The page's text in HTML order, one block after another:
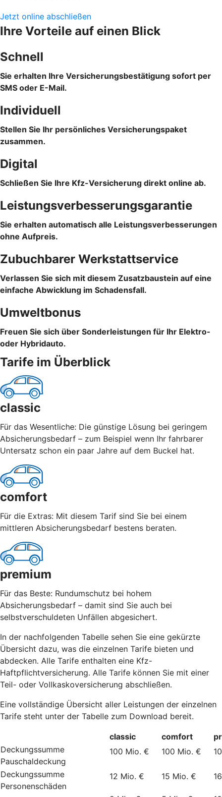
Jetzt online abschließen
Ihre Vorteile auf einen Blick
Schnell
Sie erhalten Ihre Versicherungsbestätigung sofort per
SMS oder E-Mail.
Individuell
Stellen Sie Ihr persönliches Versicherungspaket
zusammen.
Digital
Schließen Sie Ihre Kfz-Versicherung direkt online ab.
Leistungsverbesserungsgarantie
Sie erhalten automatisch alle Leistungsverbesserungen
ohne Aufpreis.
Zubuchbarer Werkstattservice
Verlassen Sie sich mit diesem Zusatzbaustein auf eine
einfache Abwicklung im Schadensfall.
Umweltbonus
Freuen Sie sich über Sonderleistungen für Ihr Elektro-
oder Hybridauto.
Tarife im Überblick
classic
Für das Wesentliche: Die günstige Lösung bei geringem
Absicherungsbedarf – zum Beispiel wenn Ihr fahrbarer
Untersatz schon ein paar Jahre auf dem Buckel hat.
comfort
Für die Extras: Mit diesem Tarif sind Sie bei einem
mittleren Absicherungsbedarf bestens beraten.
premium
Für das Beste: Rundumschutz bei hohem
Absicherungsbedarf – damit sind Sie auch bei
selbstverschuldeten Unfällen abgesichert.
In der nachfolgenden Tabelle sehen Sie eine gekürzte
Übersicht dazu, was die einzelnen Tarife bieten und
abdecken. Alle Tarife enthalten eine Kfz-
Haftpflichtversicherung. Alle Tarife können Sie mit einer
Teil- oder Vollkaskoversicherung abschließen.
Eine vollständige Übersicht aller Leistungen der einzelnen
Tarife steht unter der Tabelle zum Download bereit.
classic comfort
Deckungssumme
Pauschaldeckung
100 Mio. € 100 Mio. €
Deckungssumme
Personenschäden
12 Mio. € 15 Mio. €